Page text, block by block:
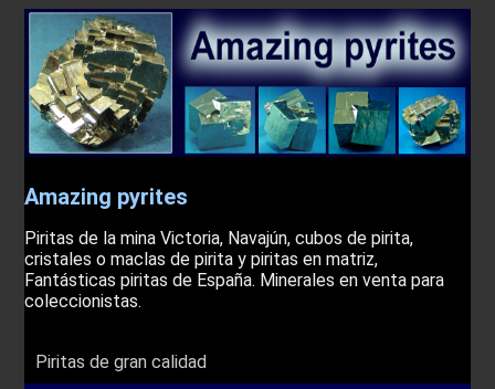
Amazing pyrites
Piritas de la mina Victoria, Navajún, cubos de pirita,
cristales o maclas de pirita y piritas en matriz,
Fantásticas piritas de España. Minerales en venta para
coleccionistas.
Piritas de gran calidad